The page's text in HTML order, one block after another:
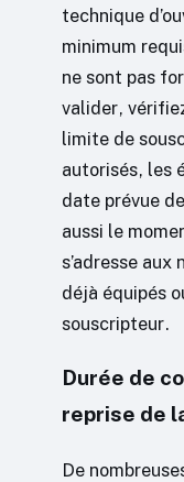
technique
minimum
ne sont pas
valider,
limite de
autorisés, les
date prévue
aussi le
s’adresse
déjà équipés
souscripteur.
Durée de
reprise de
De